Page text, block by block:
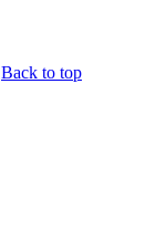
Back to top